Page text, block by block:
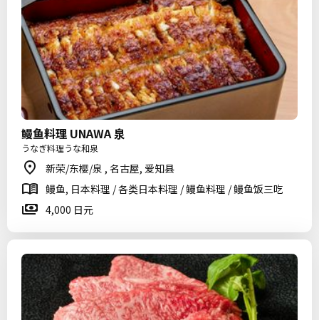
鳗鱼料理 UNAWA 泉
うなぎ料理うな和泉
新荣/东樱/泉 , 名古屋, 爱知县
鳗鱼, 日本料理 / 各类日本料理 / 鳗鱼料理 / 鳗鱼饭三吃
4,000 日元